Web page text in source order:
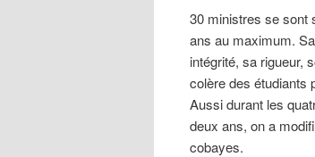
30 ministres se sont
ans au maximum.
intégrité, sa rigueur,
colère des étudiants
Aussi durant les
deux ans, on a
cobayes.